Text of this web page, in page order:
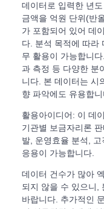
데이터로 입력한 년
금액을 억원 단위(반
가 포함되어 있어 데
다. 분석 목적에 따라
무 활용이 가능합니
과 측정 등 다양한 분
니다. 본 데이터는 시
향 파악에도 유용합니
활용아이디어: 이 데
기관별 보금자리론
발, 운영효율 분석,
응용이 가능합니다.
데이터 건수가 많아
되지 않을 수 있으니,
바랍니다. 추가적인